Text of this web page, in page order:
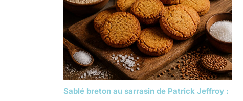
Sablé breton au sarrasin de Patrick Jeffroy :